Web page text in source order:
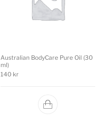
Australian BodyCare Pure Oil (30
ml)
140 kr